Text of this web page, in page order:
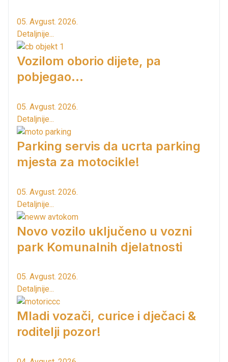
05. Avgust. 2026.
Detaljnije...
Vozilom oborio dijete, pa
pobjegao...
05. Avgust. 2026.
Detaljnije...
Parking servis da ucrta parking
mjesta za motocikle!
05. Avgust. 2026.
Detaljnije...
Novo vozilo uključeno u vozni
park Komunalnih djelatnosti
05. Avgust. 2026.
Detaljnije...
Mladi vozači, curice i dječaci &
roditelji pozor!